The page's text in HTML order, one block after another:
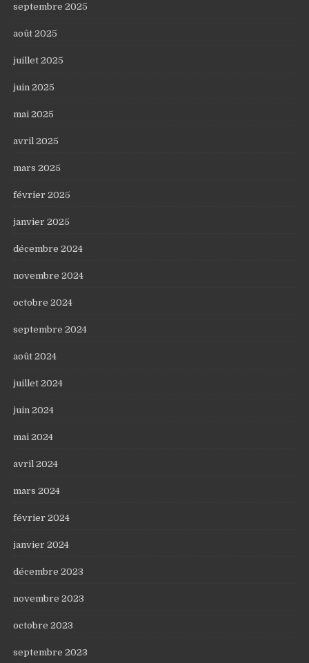
septembre 2025
août 2025
juillet 2025
juin 2025
mai 2025
avril 2025
mars 2025
février 2025
janvier 2025
décembre 2024
novembre 2024
octobre 2024
septembre 2024
août 2024
juillet 2024
juin 2024
mai 2024
avril 2024
mars 2024
février 2024
janvier 2024
décembre 2023
novembre 2023
octobre 2023
septembre 2023